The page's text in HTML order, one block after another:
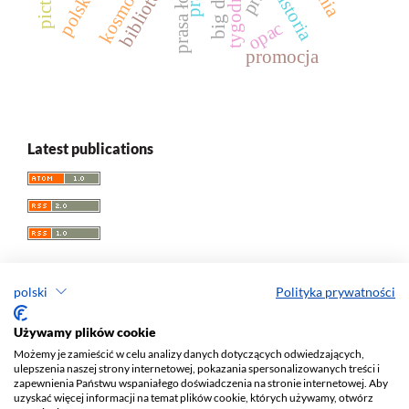
polski Polityka prywatności
Używamy plików cookie
Możemy je zamieścić w celu analizy danych dotyczących odwiedzających,
ulepszenia naszej strony internetowej, pokazania spersonalizowanych treści i
zapewnienia Państwu wspaniałego doświadczenia na stronie internetowej. Aby
uzyskać więcej informacji na temat plików cookie, których używamy, otwórz
historia
kosmos
promocja
opac
Latest publications
Acta Universitatis Lodziensis. Folia Librorum
ISSN: 0860-7435
e-ISSN: 2450-1336
Wydawca: Wydawnictwo Uniwersytetu Łódzkiego (www)